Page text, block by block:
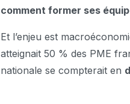
comment former ses
Et l’enjeu est
atteignait 50 % des PME
nationale se compterait en